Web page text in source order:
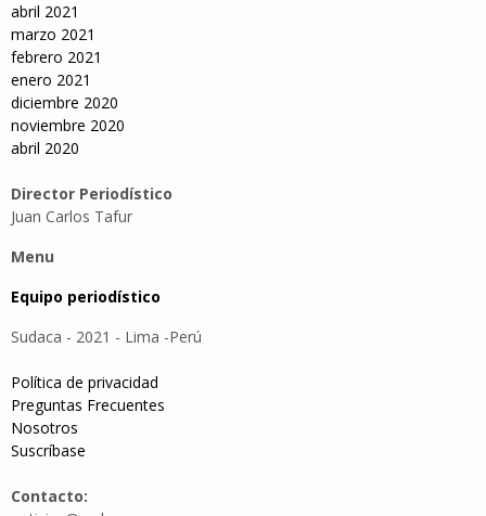
abril 2021
marzo 2021
febrero 2021
enero 2021
diciembre 2020
noviembre 2020
abril 2020
Director Periodístico
Juan Carlos Tafur
Menu
Equipo periodístico
Sudaca - 2021 - Lima -Perú
Política de privacidad
Preguntas Frecuentes
Nosotros
Suscríbase
Contacto: